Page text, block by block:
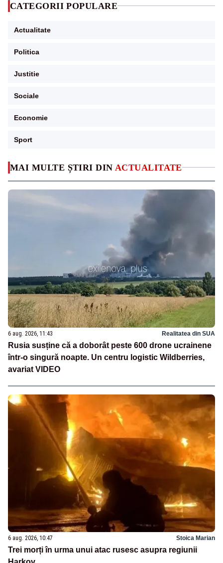
MAI MULTE ȘTIRI DIN ACTUALITATE
6 aug. 2026, 11:43 Realitatea din SUA
Rusia susține că a doborât peste 600 drone ucrainene
într-o singură noapte. Un centru logistic Wildberries,
avariat VIDEO
6 aug. 2026, 10:47 Stoica Marian
Trei morți în urma unui atac rusesc asupra regiunii
CATEGORII POPULARE
Actualitate
Politica
Justitie
Sociale
Economie
Sport